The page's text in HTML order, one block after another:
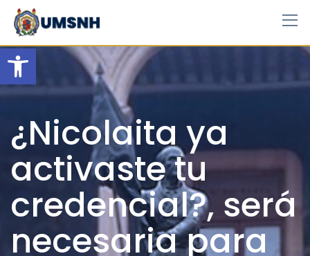
Open toolbar
Skip
content
¿Nicolaita ya
activaste tu
credencial?, será
necesaria para